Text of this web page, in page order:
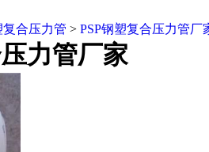
复合压力管 > PSP钢塑复合压力管厂
力管厂家